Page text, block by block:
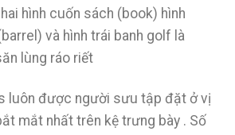
hình cuốn sách (book) hình
và hình trái banh golf là
lùng ráo riết
luôn được người sưu tập đặt ở vị
mắt nhất trên kệ trưng bày . Số